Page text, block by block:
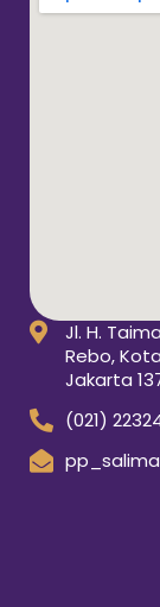
Jl. H.
Rebo,
Jakarta
(021)